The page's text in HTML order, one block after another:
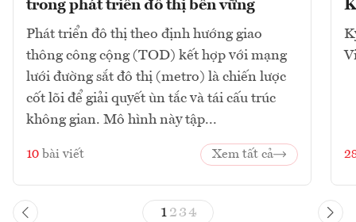
trong phát triển đô thị bền vững
Phát triển đô thị theo định hướng giao
thông công cộng (TOD) kết hợp với mạng
lưới đường sắt đô thị (metro) là chiến lược
cốt lõi để giải quyết ùn tắc và tái cấu trúc
không gian. Mô hình này tập...
10 bài viết Xem tất cả
1 23 4